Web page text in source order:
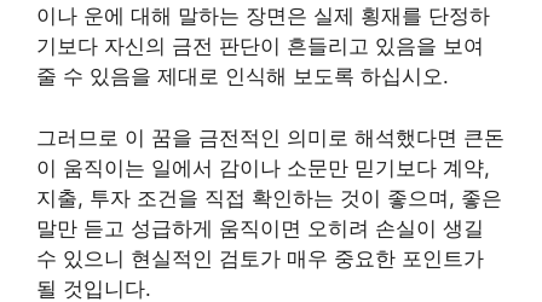
이나 운에 대해 말하는 장면은 실제 횡재를 단정하
기보다 자신의 금전 판단이 흔들리고 있음을 보여
줄 수 있음을 제대로 인식해 보도록 하십시오.
그러므로 이 꿈을 금전적인 의미로 해석했다면 큰돈
이 움직이는 일에서 감이나 소문만 믿기보다 계약,
지출, 투자 조건을 직접 확인하는 것이 좋으며, 좋은
말만 듣고 성급하게 움직이면 오히려 손실이 생길
수 있으니 현실적인 검토가 매우 중요한 포인트가
될 것입니다.